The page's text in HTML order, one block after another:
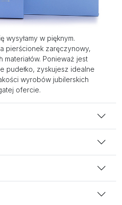
wysyłamy w pięknym.
pierścionek zaręczynowy,
Ponieważ jest
pudełko, zyskujesz idealne
wyrobów jubilerskich
ofercie.